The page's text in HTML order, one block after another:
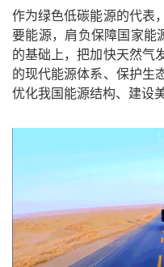
作为绿色低碳能源的代表
要能源，肩负保障国家能
的基础上，把加快天然气
的现代能源体系、保护生
优化我国能源结构、建设